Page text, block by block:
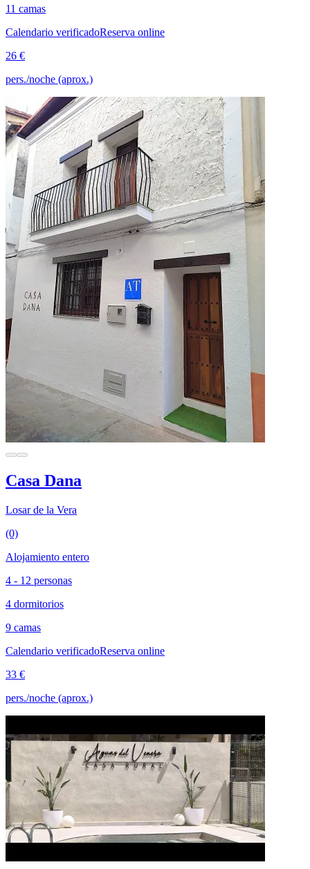
11 camas
Calendario verificadoReserva online
26 €
pers./noche (aprox.)
Casa Dana
Losar de la Vera
(0)
Alojamiento entero
4 - 12 personas
4 dormitorios
9 camas
Calendario verificadoReserva online
33 €
pers./noche (aprox.)